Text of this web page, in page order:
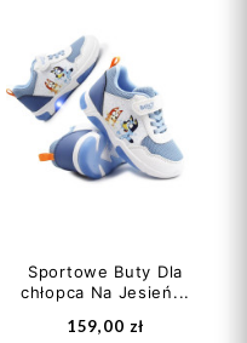
30 31
34 +4
Dodaj do koszyka
Sportowe Buty Dla
chłopca Na Jesień...
159,00 zł